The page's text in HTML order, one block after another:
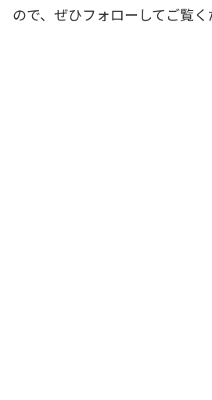
ので、ぜひフォローしてご覧く